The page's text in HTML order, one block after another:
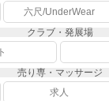
六尺/UnderWear
クラブ・発展場
売り専・マッサージ
求人